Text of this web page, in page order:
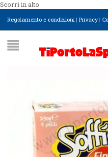
Scorri in alto
Regolamento e condizioni | Privacy|